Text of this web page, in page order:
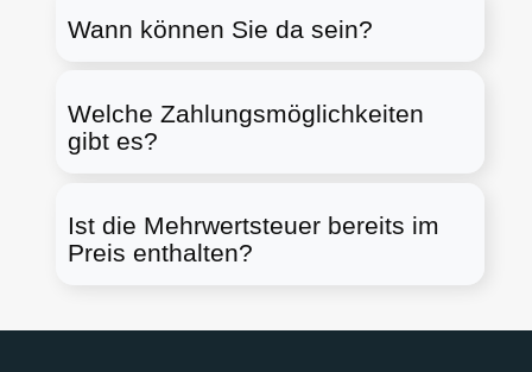
Wann können Sie da sein?
Welche Zahlungsmöglichkeiten
gibt es?
Ist die Mehrwertsteuer bereits im
Preis enthalten?